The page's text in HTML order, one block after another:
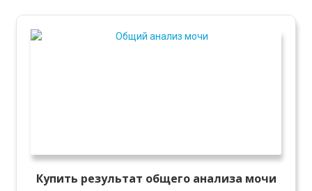
Купить результат общего анализа мочи